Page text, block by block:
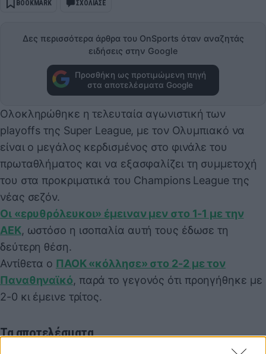
BOOKMARK ΣΧΟΛΙΑΣΕ
Δες περισσότερα άρθρα του OnSports όταν αναζητάς
ειδήσεις στην Google
Προσθήκη ως προτιμώμενη πηγή
στα αποτελέσματα Google
Ολοκληρώθηκε η τελευταία αγωνιστική των
playoffs της Super League, με τον Ολυμπιακό να
είναι ο μεγάλος κερδισμένος στο φινάλε του
πρωταθλήματος και να εξασφαλίζει τη συμμετοχή
του στα προκριματικά του Champions League της
νέας σεζόν.
Οι «ερυθρόλευκοι» έμειναν μεν στο 1-1 με την
ΑΕΚ, ωστόσο η ισοπαλία αυτή τους έδωσε τη
δεύτερη θέση.
Αντίθετα ο ΠΑΟΚ «κόλλησε» στο 2-2 με τον
Παναθηναϊκό, παρά το γεγονός ότι προηγήθηκε με
2-0 κι έμεινε τρίτος.
Τα αποτελέσματα